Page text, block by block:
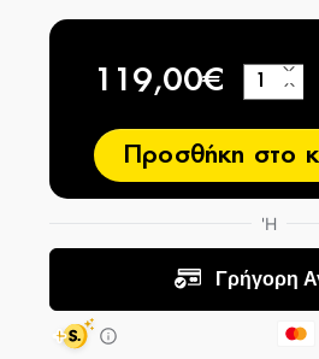
119,00€ −
+
Προσθήκη στο